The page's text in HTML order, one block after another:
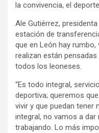
la convivencia, el
Ale Gutiérrez,
estación de
que en León hay
realizan están
todos los leoneses.
“Es todo integral,
deportiva; queremos
vivir y que puedan tener
integral, no vamos a
trabajando. Lo más